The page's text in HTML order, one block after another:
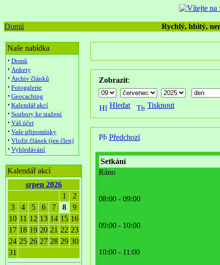
Domů Rychlý, hbitý,
Naše nabídka
· Domů
· Ankety
· Archiv článků
· Fotogalerie
· Geocaching
· Kalendář akcí
· Soubory ke stažení
· Váš účet
· Vaše připomínky
· Vložit článek (jen člen)
· Vyhledávání
Kalendář akcí
srpen 2026
1
2
3
4 5 6 7 8
9
10 11 12 13 14 15 16
17 18 19 20 21 22 23
24 25 26 27 28 29 30
31
Zobrazit:
Hledat Tisknout
Předchozí
Setkání
Ráno
08:00 - 09:00
09:00 - 10:00
10:00 - 11:00